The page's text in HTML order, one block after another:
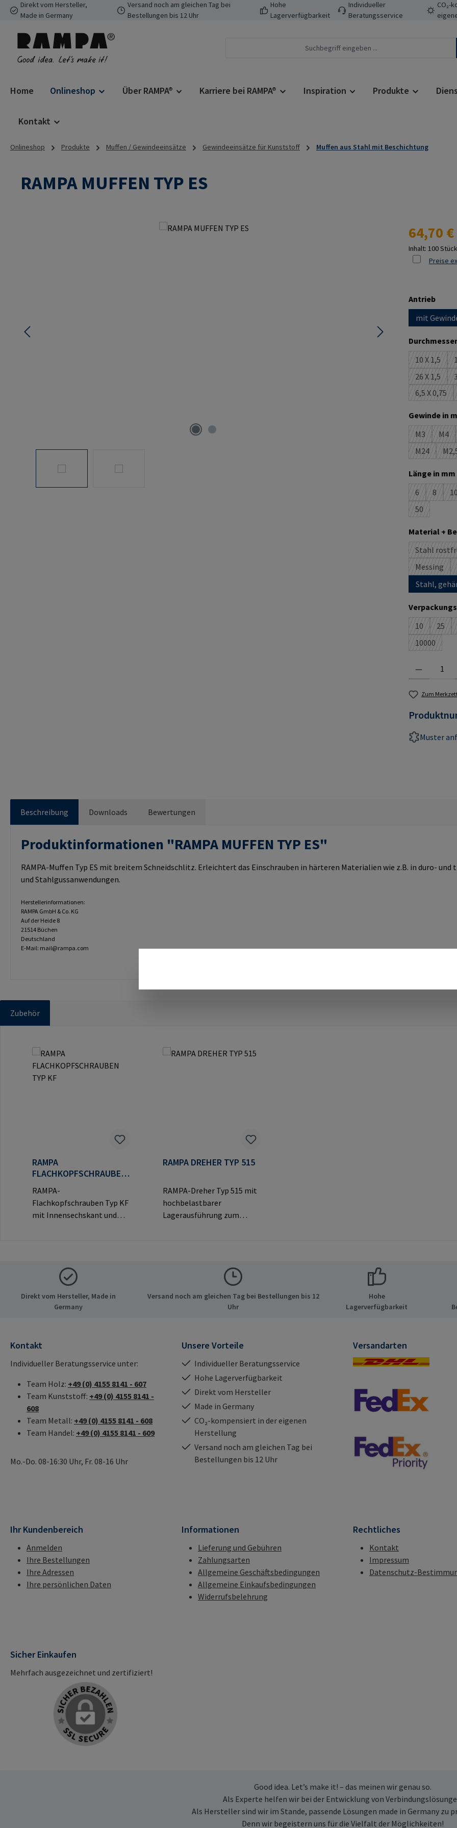
Hauptinhalt springen
Zur Suche springen
Zur Hauptnavigation springen
Direkt vom Hersteller,
Made in Germany
Versand noch am gleichen Tag bei
Bestellungen bis 12 Uhr
Hohe
Lagerverfügbarkeit
Individueller
Beratungsservice
CO₂-
Home Onlineshop Über RAMPA® Karriere bei RAMPA® Inspiration Produkte
Kontakt
Onlineshop Produkte Muffen / Gewindeeinsätze Gewindeeinsätze für Kunststoff Muffen aus Stahl mit Beschichtung
RAMPA MUFFEN TYP ES
Regulärer
64,70 €
Inhalt: 100 Stück
Preise
Antrieb
mit
10 X 1,5
(Diese
26 X 1,5
(Diese
6,5 X 0,75
(Diese
Gewinde in
M3
(Diese
M4
M24
(Diese
Länge in mm
6
(Diese
8
(Diese
10
50
(Diese
Material +
Stahl
Messing
(Diese
Stahl,
10
(Diese
25
10000
(Diese
Zum
Muster
Beschreibung Downloads Bewertungen
Produktinformationen "RAMPA MUFFEN TYP ES"
RAMPA-Muffen Typ ES mit breitem Schneidschlitz. Erleichtert das Einschrauben in härteren Materialien wie z.B. in duro-
und Stahlgussanwendungen.
Herstellerinformationen:
RAMPA GmbH & Co. KG
Auf der Heide 8
21514 Büchen
Deutschland
E-Mail: mail@rampa.com
Zubehör
RAMPA
FLACHKOPFSCHRAUBEN
RAMPA-
Flachkopfschrauben Typ KF
mit Innensechskant und
& Co. KG Auf der Heide 8
21514 Büchen Deutschland
E-Mail: mail@rampa.com
RAMPA DREHER TYP 515
RAMPA-Dreher Typ 515 mit
hochbelastbarer
Lagerausführung zum
RAMPA-Muffen zu
verwenden.Herstellerinfor
mationen: RAMPA GmbH &
Direkt vom Hersteller, Made in
Germany
Versand noch am gleichen Tag bei Bestellungen bis 12
Uhr
Hohe
Lagerverfügbarkeit
Kontakt
Individueller Beratungsservice unter:
Team Holz: +49 (0) 4155 8141 - 607
Team Kunststoff: +49 (0) 4155 8141 -
608
Team Metall: +49 (0) 4155 8141 - 608
Team Handel: +49 (0) 4155 8141 - 609
Mo.-Do. 08-16:30 Uhr, Fr. 08-16 Uhr
Unsere Vorteile
Individueller Beratungsservice
Hohe Lagerverfügbarkeit
Direkt vom Hersteller
Made in Germany
CO₂-kompensiert in der eigenen
Herstellung
Versand noch am gleichen Tag bei
Bestellungen bis 12 Uhr
Versandarten
Ihr Kundenbereich
Anmelden
Ihre Bestellungen
Ihre Adressen
Ihre persönlichen Daten
Informationen
Lieferung und Gebühren
Zahlungsarten
Allgemeine Geschäftsbedingungen
Allgemeine Einkaufsbedingungen
Widerrufsbelehrung
Rechtliches
Kontakt
Impressum
Datenschutz-
Sicher Einkaufen
Mehrfach ausgezeichnet und zertifiziert!
Good idea. Let’s make it! – das meinen wir genau so.
Als Experte helfen wir bei der Entwicklung von
Als Hersteller sind wir im Stande, passende Lösungen made in Germany zu
Denn wir begeistern uns für die Vielfalt der Möglichkeiten!